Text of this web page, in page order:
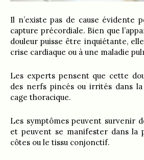
Il n’existe pas de cause évidente
capture précordiale. Bien que
douleur puisse être inquiétante,
crise cardiaque ou à une maladie
Les experts pensent que cette
des nerfs pincés ou irrités dans
cage thoracique.
Les symptômes peuvent survenir
et peuvent se manifester dans la
côtes ou le tissu conjonctif.